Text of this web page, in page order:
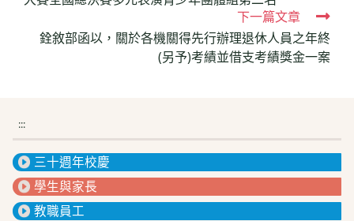
articles
下一篇文章
銓敘部函以，關於各機關得先行辦理退休人員之年終
(另予)考績並借支考績獎金一案
:::
三十週年校慶
學生與家長
教職員工